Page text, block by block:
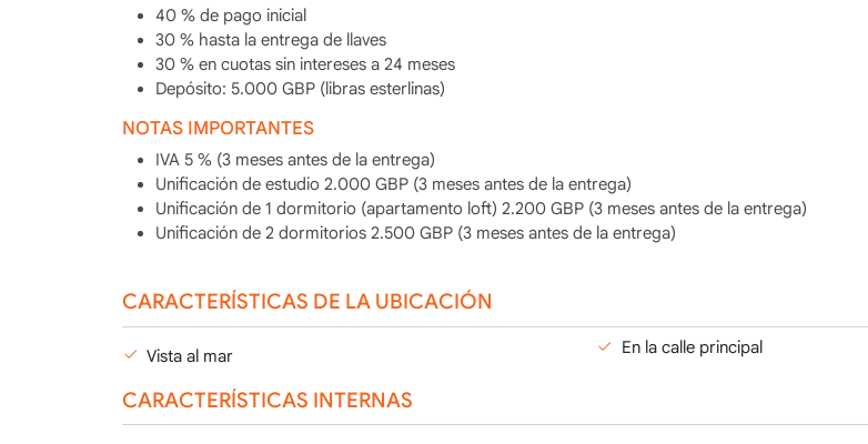
40 % de pago inicial
30 % hasta la entrega de llaves
30 % en cuotas sin intereses a 24 meses
Depósito: 5.000 GBP (libras esterlinas)
NOTAS IMPORTANTES
IVA 5 % (3 meses antes de la entrega)
Unificación de estudio 2.000 GBP (3 meses antes de la entrega)
Unificación de 1 dormitorio (apartamento loft) 2.200 GBP (3 meses antes de la entrega)
Unificación de 2 dormitorios 2.500 GBP (3 meses antes de la entrega)
CARACTERÍSTICAS DE LA UBICACIÓN
Vista al mar En la calle principal
CARACTERÍSTICAS INTERNAS